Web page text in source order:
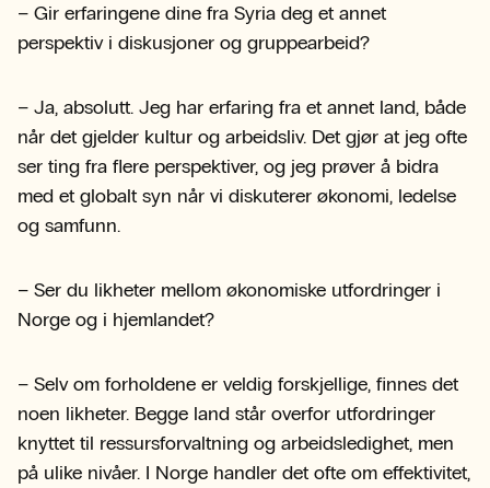
– Gir erfaringene dine fra Syria deg et annet
perspektiv i diskusjoner og gruppearbeid?
– Ja, absolutt. Jeg har erfaring fra et annet land, både
når det gjelder kultur og arbeidsliv. Det gjør at jeg ofte
ser ting fra flere perspektiver, og jeg prøver å bidra
med et globalt syn når vi diskuterer økonomi, ledelse
og samfunn.
– Ser du likheter mellom økonomiske utfordringer i
Norge og i hjemlandet?
– Selv om forholdene er veldig forskjellige, finnes det
noen likheter. Begge land står overfor utfordringer
knyttet til ressursforvaltning og arbeidsledighet, men
på ulike nivåer. I Norge handler det ofte om effektivitet,